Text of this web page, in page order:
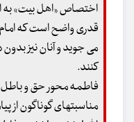
اختصاص «اهل بیت» به
قدری واضح است که امام
می جوید و آنان نیز
کنند.
فاطمه محور حق و باطل
مناسبتهای گوناگون